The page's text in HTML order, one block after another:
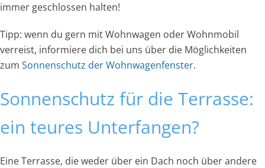
immer geschlossen halten!
Tipp: wenn du gern mit Wohnwagen oder Wohnmobil
verreist, informiere dich bei uns über die Möglichkeiten
zum Sonnenschutz der Wohnwagenfenster.
Sonnenschutz für die Terrasse:
ein teures Unterfangen?
Eine Terrasse, die weder über ein Dach noch über andere